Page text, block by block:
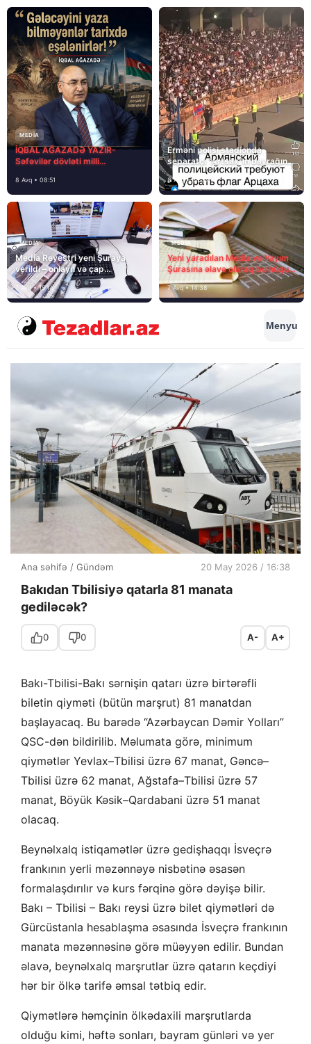
MEDİA
İQBAL AĞAZADƏ YAZIR-
Səfəvilər dövləti milli
8 Avq • 08:51
Erməni polisi stadionda
separatçı “Artsax”ın bayrağını
müsadirə etdi və…
8 Avq • 08:39
MEDİA
Media Reyestri yeni Şuraya
verildi – onlayn və çap
mediasını nə gözləyir?
7 Avq • 15:14
MEDİA
Yeni yaradılan Media və Yayım
Şurasına əlavə olaraq bu hüquq
və vəzifələr də verilib
7 Avq • 14:38
Menyu
Ana səhifə / Gündəm 20 May 2026 / 16:38
Bakıdan Tbilisiyə qatarla 81 manata
gediləcək?
0 0 A- A+
Bakı-Tbilisi-Bakı sərnişin qatarı üzrə birtərəfli
biletin qiyməti (bütün marşrut) 81 manatdan
başlayacaq. Bu barədə “Azərbaycan Dəmir Yolları”
QSC-dən bildirilib. Məlumata görə, minimum
qiymətlər Yevlax–Tbilisi üzrə 67 manat, Gəncə–
Tbilisi üzrə 62 manat, Ağstafa–Tbilisi üzrə 57
manat, ⁠Böyük Kəsik–Qardabani üzrə 51 manat
olacaq.
Beynəlxalq istiqamətlər üzrə gedişhaqqı İsveçrə
frankının yerli məzənnəyə nisbətinə əsasən
formalaşdırılır və kurs fərqinə görə dəyişə bilir.
Bakı – Tbilisi – Bakı reysi üzrə bilet qiymətləri də
Gürcüstanla hesablaşma əsasında İsveçrə frankının
manata məzənnəsinə görə müəyyən edilir. Bundan
əlavə, beynəlxalq marşrutlar üzrə qatarın keçdiyi
hər bir ölkə tarifə əmsal tətbiq edir.
Qiymətlərə həmçinin ölkədaxili marşrutlarda
olduğu kimi, həftə sonları, bayram günləri və yer